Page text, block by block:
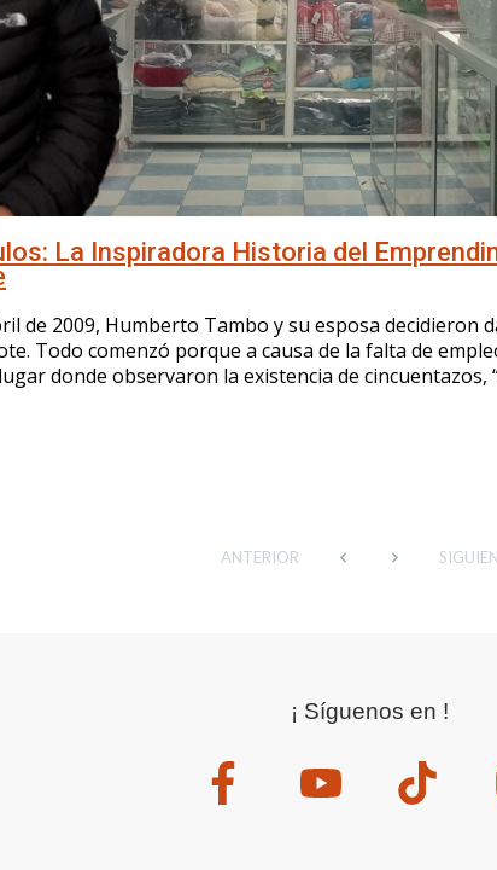
La Inspiradora Historia del
de 2009, Humberto Tambo y su esposa decidieron
Todo comenzó porque a causa de la falta de
donde observaron la existencia de cincuentazos,
ANTERIOR
¡ Síguenos en !